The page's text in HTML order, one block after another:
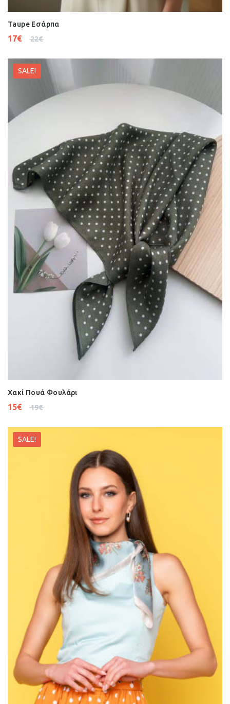
Taupe Εσάρπα
22€
17€
SALE!
Χακί Πουά Φουλάρι
19€
15€
SALE!